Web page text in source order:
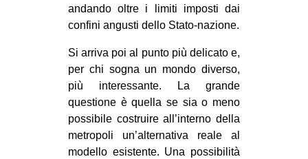
andando oltre i limiti imposti dai
confini angusti dello Stato-nazione.
Si arriva poi al punto più delicato e,
per chi sogna un mondo diverso,
più interessante. La grande
questione è quella se sia o meno
possibile costruire all’interno della
metropoli un’alternativa reale al
modello esistente. Una possibilità